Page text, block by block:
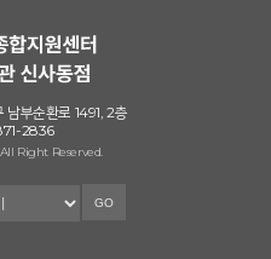
병원놀이세트
부순환로 1491, 2층
2836
Right Reserved.
GO